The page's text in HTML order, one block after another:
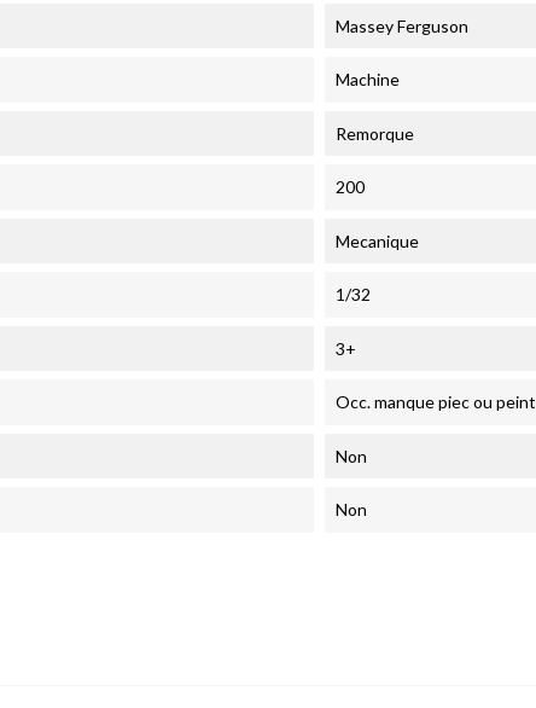
Massey Ferguson
Machine
Remorque
200
Mecanique
1/32
3+
Occ. manque piec ou peint
Non
Non